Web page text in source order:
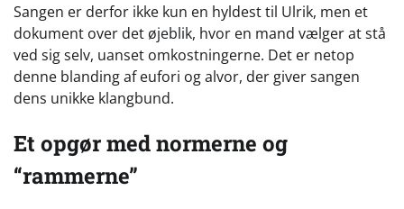
Sangen er derfor ikke kun en hyldest til Ulrik, men et
dokument over det øjeblik, hvor en mand vælger at stå
ved sig selv, uanset omkostningerne. Det er netop
denne blanding af eufori og alvor, der giver sangen
dens unikke klangbund.
Et opgør med normerne og
“rammerne”